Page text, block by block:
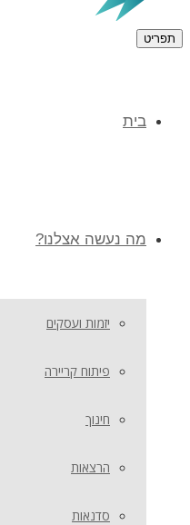
תפריט
בית
מה נעשה אצלנו?
יזמות ועסקים
פיתוח קריירה
חינוך
הרצאות
סדנאות